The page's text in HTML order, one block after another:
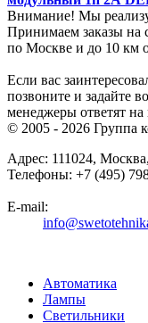
Внимание! Мы
Принимаем заказы на
по Москве и до 10 км
Если вас
позвоните и задайте
менеджеры ответят
© 2005 - 2026 Группа
Адрес: 111024, Москва,
Телефоны: +7 (495)
E-mail:
Автоматика
Лампы
Светильники